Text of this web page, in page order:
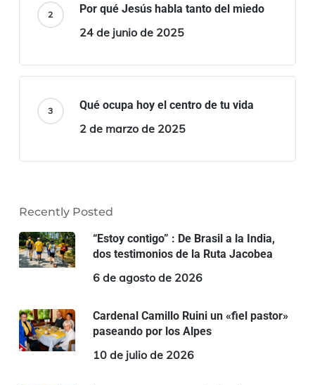
Por qué Jesús habla tanto del miedo
24 de junio de 2025
Qué ocupa hoy el centro de tu vida
2 de marzo de 2025
Recently Posted
“Estoy contigo” : De Brasil a la India,
dos testimonios de la Ruta Jacobea
6 de agosto de 2026
Cardenal Camillo Ruini un «fiel pastor»
paseando por los Alpes
10 de julio de 2026